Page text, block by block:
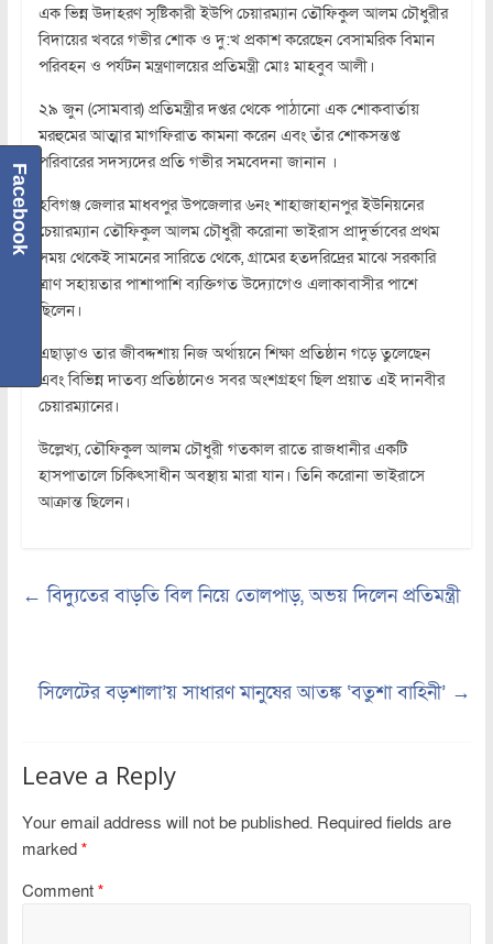
এক ভিন্ন উদাহরণ সৃষ্টিকারী ইউপি চেয়ারম্যান তৌফিকুল আলম চৌধুরীর
বিদায়ের খবরে গভীর শোক ও দু:খ প্রকাশ করেছেন বেসামরিক বিমান
পরিবহন ও পর্যটন মন্ত্রণালয়ের প্রতিমন্ত্রী মোঃ মাহবুব আলী।
২৯ জুন (সোমবার) প্রতিমন্ত্রীর দপ্তর থেকে পাঠানো এক শোকবার্তায়
মরহুমের আত্মার মাগফিরাত কামনা করেন এবং তাঁর শোকসন্তপ্ত
পরিবারের সদস্যদের প্রতি গভীর সমবেদনা জানান ।
হবিগঞ্জ জেলার মাধবপুর উপজেলার ৬নং শাহাজাহানপুর ইউনিয়নের
চেয়ারম্যান তৌফিকুল আলম চৌধুরী করোনা ভাইরাস প্রাদুর্ভাবের প্রথম
সময় থেকেই সামনের সারিতে থেকে, গ্রামের হতদরিদ্রের মাঝে সরকারি
ত্রাণ সহায়তার পাশাপাশি ব্যক্তিগত উদ্যোগেও এলাকাবাসীর পাশে
ছিলেন।
এছাড়াও তার জীবদ্দশায় নিজ অর্থায়নে শিক্ষা প্রতিষ্ঠান গড়ে তুলেছেন
এবং বিভিন্ন দাতব্য প্রতিষ্ঠানেও সবর অংশগ্রহণ ছিল প্রয়াত এই দানবীর
চেয়ারম্যানের।
উল্লেখ্য, তৌফিকুল আলম চৌধুরী গতকাল রাতে রাজধানীর একটি
হাসপাতালে চিকিৎসাধীন অবস্থায় মারা যান। তিনি করোনা ভাইরাসে
আক্রান্ত ছিলেন।
← বিদ্যুতের বাড়তি বিল নিয়ে তোলপাড়, অভয় দিলেন প্রতিমন্ত্রী
সিলেটের বড়শালা’য় সাধারণ মানুষের আতঙ্ক ‘বতুশা বাহিনী’ →
Leave a Reply
Your email address will not be published. Required fields are
marked *
Comment *
Facebook